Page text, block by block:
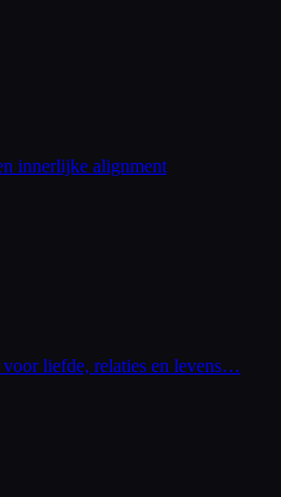
innerlijke alignment
liefde, relaties en levens…